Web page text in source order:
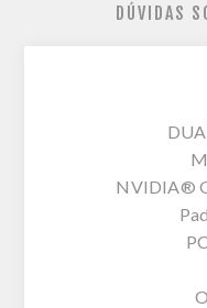
DÚVIDAS
NVIDIA®